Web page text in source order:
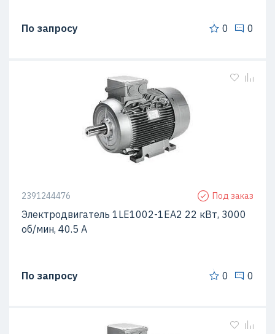
По запросу 0 0
2391244476 Под заказ
Электродвигатель 1LE1002-1EA2 22 кВт, 3000
об/мин, 40.5 A
По запросу 0 0